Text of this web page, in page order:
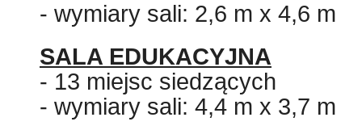
- wymiary sali: 2,6 m x 4,6 m
SALA EDUKACYJNA
- 13 miejsc siedzących
- wymiary sali: 4,4 m x 3,7 m